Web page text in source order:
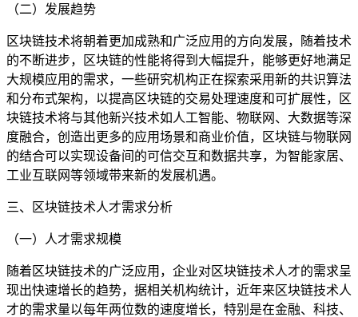
（二）发展趋势
区块链技术将朝着更加成熟和广泛应用的方向发展，随着技术
的不断进步，区块链的性能将得到大幅提升，能够更好地满足
大规模应用的需求，一些研究机构正在探索采用新的共识算法
和分布式架构，以提高区块链的交易处理速度和可扩展性，区
块链技术将与其他新兴技术如人工智能、物联网、大数据等深
度融合，创造出更多的应用场景和商业价值，区块链与物联网
的结合可以实现设备间的可信交互和数据共享，为智能家居、
工业互联网等领域带来新的发展机遇。
三、区块链技术人才需求分析
（一）人才需求规模
随着区块链技术的广泛应用，企业对区块链技术人才的需求呈
现出快速增长的趋势，据相关机构统计，近年来区块链技术人
才的需求量以每年两位数的速度增长，特别是在金融、科技、